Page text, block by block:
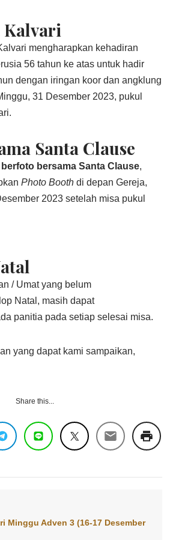
Kalvari
mengharapkan kehadiran
56 tahun ke atas untuk hadir
dengan iringan koor dan angklung
31 Desember 2023, pukul
Santa Clause
berfoto bersama Santa Clause,
Photo Booth di depan Gereja,
2023 setelah misa pukul
/ Umat yang belum
Natal, masih dapat
panitia pada setiap selesai misa.
yang dapat kami sampaikan,
Share this...
Minggu Adven 3 (16-17 Desember